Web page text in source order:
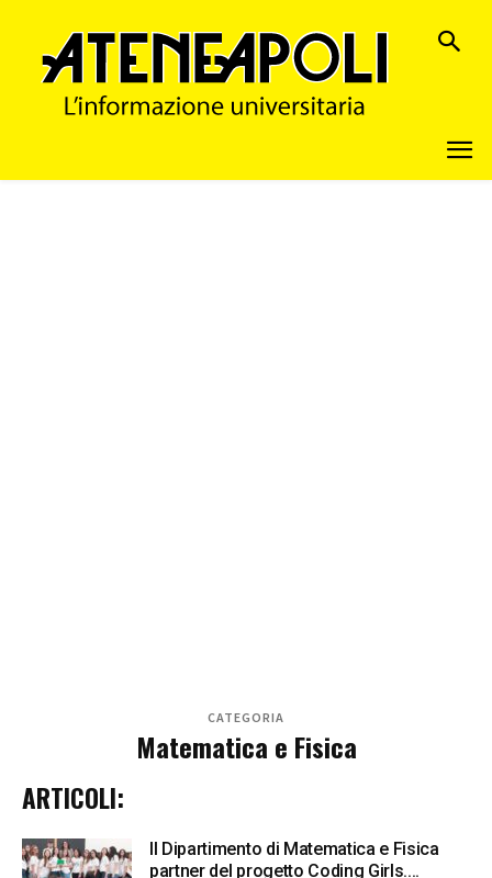
CATEGORIA
Matematica e Fisica
ARTICOLI:
Il Dipartimento di Matematica e Fisica
partner del progetto Coding Girls....